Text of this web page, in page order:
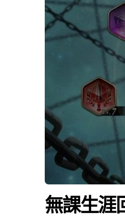
無課生涯